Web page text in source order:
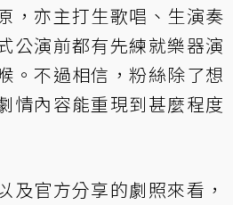
，亦主打生歌唱、生演奏
公演前都有先練就樂器演
。不過相信，粉絲除了想
情內容能重現到甚麼程度
及官方分享的劇照來看，